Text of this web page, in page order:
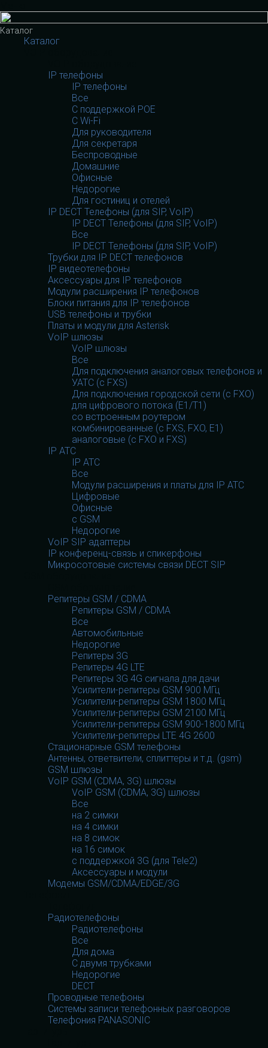
Каталог
Каталог
IP телефоны
IP телефоны
Все
С поддержкой POE
C Wi-Fi
Для руководителя
Для секретаря
Беспроводные
Домашние
Офисные
Недорогие
Для гостиниц и отелей
IP DECT Телефоны (для SIP, VoIP)
IP DECT Телефоны (для SIP, VoIP)
Все
IP DECT Телефоны (для SIP, VoIP)
Трубки для IP DECT телефонов
IP видеотелефоны
Аксессуары для IP телефонов
Модули расширения IP телефонов
Блоки питания для IP телефонов
USB телефоны и трубки
Платы и модули для Asterisk
VoIP шлюзы
VoIP шлюзы
Все
Для подключения аналоговых телефонов и
УАТС (с FXS)
Для подключения городской сети (с FXO)
для цифрового потока (E1/T1)
со встроенным роутером
комбинированные (c FXS, FXO, E1)
аналоговые (с FXO и FXS)
IP АТС
IP АТС
Все
Модули расширения и платы для IP АТС
Цифровые
Офисные
с GSM
Недорогие
VoIP SIP адаптеры
IP конференц-связь и спикерфоны
Микросотовые системы связи DECT SIP
Репитеры GSM / CDMA
Репитеры GSM / CDMA
Все
Автомобильные
Недорогие
Репитеры 3G
Репитеры 4G LTE
Репитеры 3G 4G сигнала для дачи
Усилители-репитеры GSM 900 МГц
Усилители-репитеры GSM 1800 МГц
Усилители-репитеры GSM 2100 МГц
Усилители-репитеры GSM 900-1800 МГц
Усилители-репитеры LTE 4G 2600
Стационарные GSM телефоны
Антенны, ответвители, сплиттеры и т.д. (gsm)
GSM шлюзы
VoIP GSM (CDMA, 3G) шлюзы
VoIP GSM (CDMA, 3G) шлюзы
Все
на 2 симки
на 4 симки
на 8 симок
на 16 симок
с поддержкой 3G (для Tele2)
Аксессуары и модули
Модемы GSM/CDMA/EDGE/3G
Радиотелефоны
Радиотелефоны
Все
Для дома
С двумя трубками
Недорогие
DECT
Проводные телефоны
Системы записи телефонных разговоров
Телефония PANASONIC